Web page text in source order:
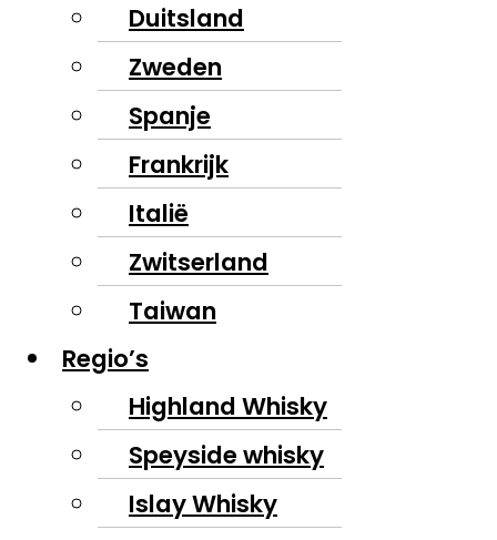
Duitsland
Zweden
Spanje
Frankrijk
Italië
Zwitserland
Taiwan
Regio’s
Highland Whisky
Speyside whisky
Islay Whisky